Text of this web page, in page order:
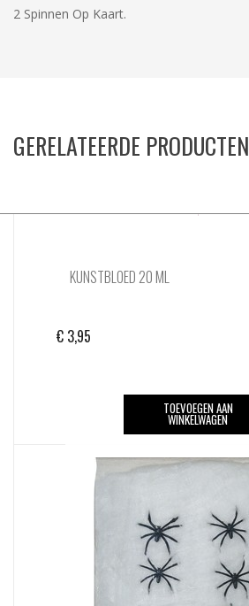
2 Spinnen Op Kaart.
GERELATEERDE PRODUCTEN
KUNSTBLOED 20 ML
€ 3,95
TOEVOEGEN AAN
WINKELWAGEN